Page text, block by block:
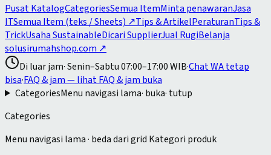
Pusat KatalogCategoriesSemua ItemMinta penawaranJasa
ITSemua Item (teks / Sheets) ↗Tips & ArtikelPeraturanTips &
TrickUsaha SustainableDicari SupplierJual RugiBelanja
solusirumahshop.com ↗
Di luar jam·Senin–Sabtu 07:00–17:00 WIB·Chat WA tetap
bisa·FAQ & jam— lihat FAQ & jam buka
CategoriesMenu navigasi lama· buka· tutup
Categories
Menu navigasi lama · beda dari grid Kategori produk